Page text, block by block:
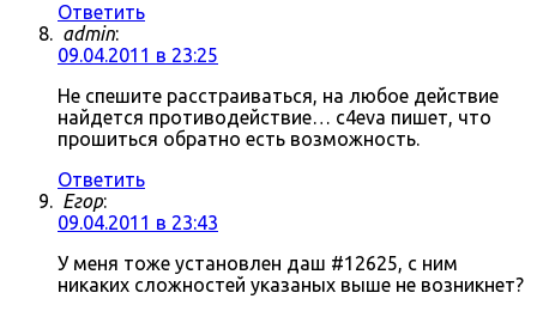
Ответить
admin:
09.04.2011 в 23:25
Не спешите расстраиваться, на любое действие
найдется противодействие… c4eva пишет, что
прошиться обратно есть возможность.
Ответить
Егор:
09.04.2011 в 23:43
У меня тоже установлен даш #12625, с ним
никаких сложностей указаных выше не возникнет?